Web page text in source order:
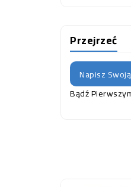
Przejrzeć
Napisz
Bądź